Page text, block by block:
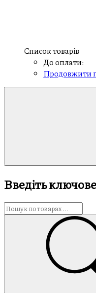
Список товарів
До оплати:
Продовжити
Введіть